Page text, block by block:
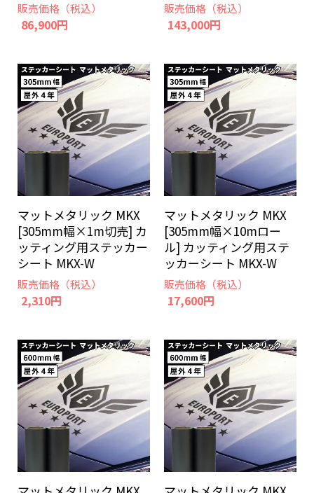
販売価格（税込）
86,900円
販売価格（税込）
143,000円
マットメタリック MKX
[305mm幅×1m切売] カ
ッティング用ステッカー
シート MKX-W
販売価格（税込）
2,310円
マットメタリック MKX
[305mm幅×10mロー
ル] カッティング用ステ
ッカーシート MKX-W
販売価格（税込）
17,600円